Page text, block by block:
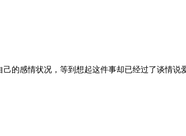
的感情状况，等到想起这件事却已经过了谈情